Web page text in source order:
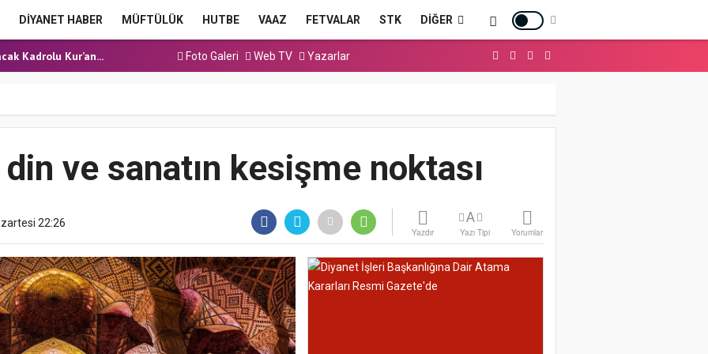
DİYANET HABER MÜFTÜLÜK HUTBE VAAZ FETVALAR STK DIĞER
Hutbesi
Hutbesi
Kadrolu Kur’an...
(Sözlü) So...
Hutbesi
Hutbesi
Hutbesi
Foto Galeri Web TV Yazarlar
ve sanatın kesişme noktası
22:26
Yazdır
A
Yazı Tipi Yorumlar